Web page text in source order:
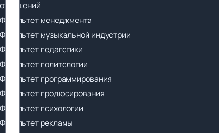
отношений
Факультет менеджмента
Факультет музыкальной индустрии
Факультет педагогики
Факультет политологии
Факультет программирования
Факультет продюсирования
Факультет психологии
Факультет рекламы